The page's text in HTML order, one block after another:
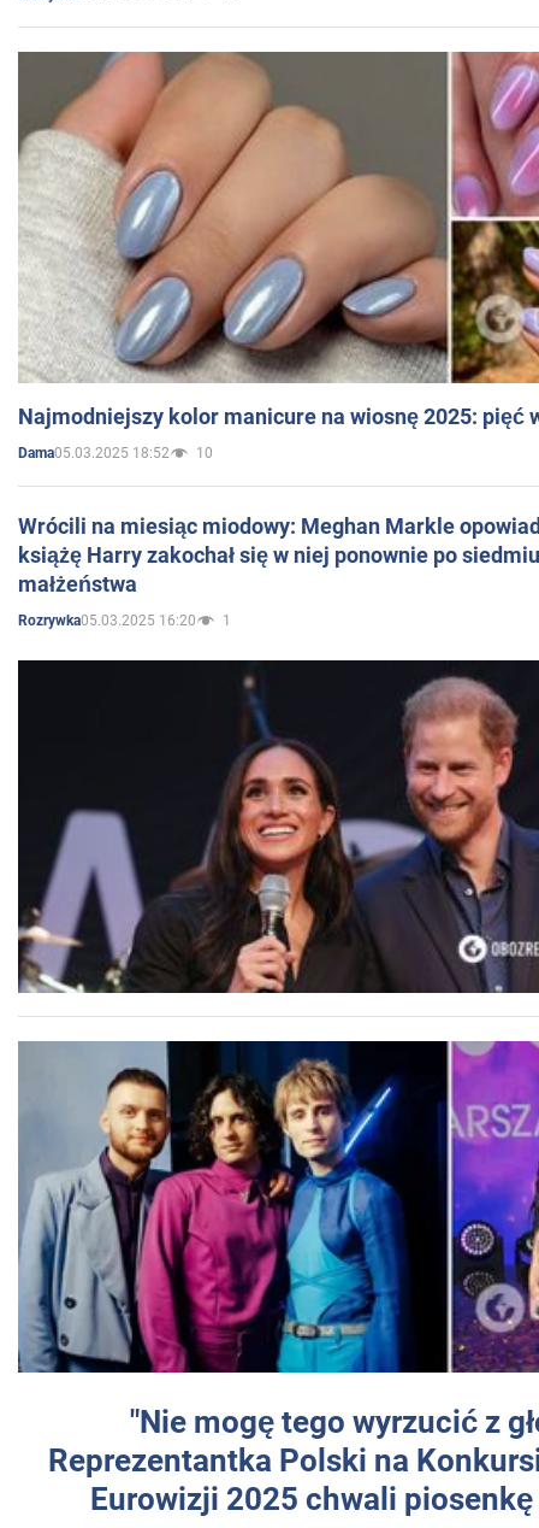
Najmodniejszy kolor manicure na wiosnę 2025: pięć
Dama05.03.2025 18:52 10
Wrócili na miesiąc miodowy: Meghan Markle
książę Harry zakochał się w niej ponownie po
małżeństwa
Rozrywka05.03.2025 16:20 1
"Nie mogę tego wyrzucić z
Reprezentantka Polski na
Eurowizji 2025 chwali